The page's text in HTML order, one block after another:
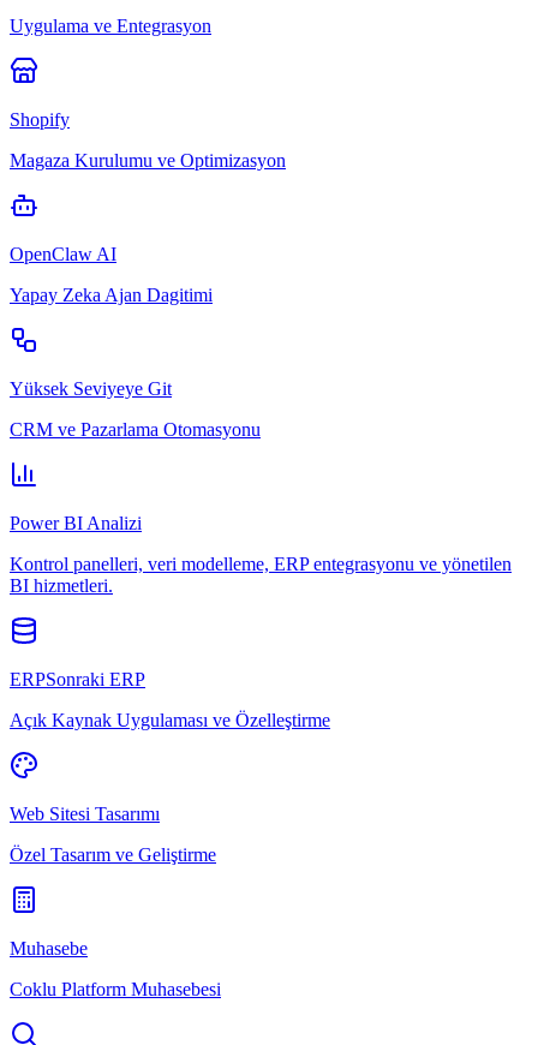
Uygulama ve Entegrasyon
Shopify
Magaza Kurulumu ve Optimizasyon
OpenClaw AI
Yapay Zeka Ajan Dagitimi
Yüksek Seviyeye Git
CRM ve Pazarlama Otomasyonu
Power BI Analizi
Kontrol panelleri, veri modelleme, ERP entegrasyonu ve yönetilen
BI hizmetleri.
ERPSonraki ERP
Açık Kaynak Uygulaması ve Özelleştirme
Web Sitesi Tasarımı
Özel Tasarım ve Geliştirme
Muhasebe
Coklu Platform Muhasebesi